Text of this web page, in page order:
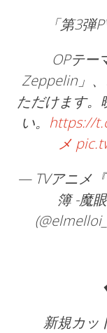
「第3弾
OPテー
Zeppelin」
ただけます
い。 https://
メ
— TVアニメ
簿 -魔
新規カッ